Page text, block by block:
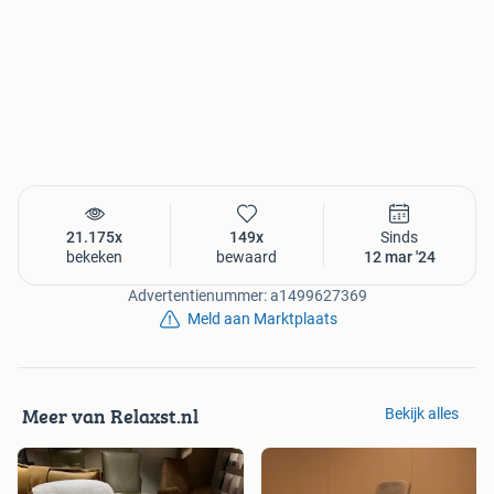
naar u toe om het juiste product samen met u uit te
zoeken.
Op zowel al onze nieuwe als jong gebruikte stoelen geven
wij 100% geld terug garantie (zie voor meer informatie de
button op onze homepage).
Op al onze stoelen geven wij 2 tot 5 jaar garantie, ja......
pas als we uw wensen weten kunnen we u het juiste
product adviseren.
We hebben meer dan 2500 producten maar mocht het toch
zo zijn dat we niet hebben wat u zoekt, voordat u de deur
21.175x
bekeken
149x
bewaard
Sinds
12 mar '24
Advertentienummer: a1499627369
Meld aan Marktplaats
Meer van Relaxst.nl Bekijk alles